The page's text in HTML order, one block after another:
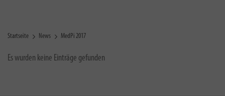
Startseite News MedPi 2017
Es wurden keine Einträge gefunden